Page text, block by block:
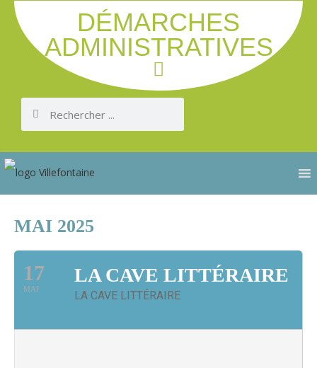
DÉMARCHES
ADMINISTRATIVES
MAI 2025
17
MAI
LA CAVE LITTÉRAIRE
LA CAVE LITTÉRAIRE